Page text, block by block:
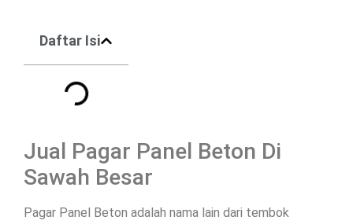
Daftar Isi
Jual Pagar Panel Beton Di
Sawah Besar
Pagar Panel Beton adalah nama lain dari tembok